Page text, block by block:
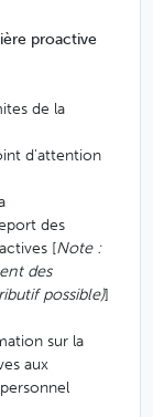
proactive
de la
d'attention
des
[Note :
des
possible)]
sur la
aux